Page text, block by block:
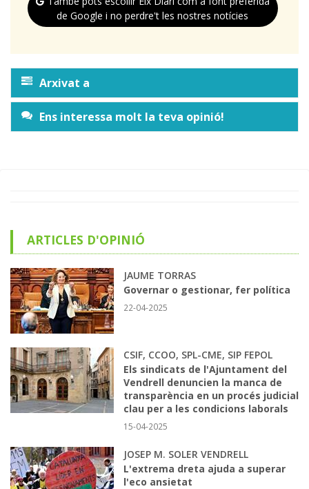
de Google i no perdre't les nostres notícies
Arxivat a
Ens interessa molt la teva opinió!
ARTICLES D'OPINIÓ
JAUME TORRAS
Governar o gestionar, fer política
22-04-2025
CSIF, CCOO, SPL-CME, SIP FEPOL
Els sindicats de l'Ajuntament del
Vendrell denuncien la manca de
transparència en un procés judicial
clau per a les condicions laborals
15-04-2025
JOSEP M. SOLER VENDRELL
L'extrema dreta ajuda a superar
l'eco ansietat